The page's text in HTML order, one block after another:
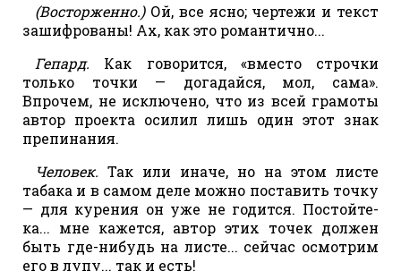
(Восторженно.)Ой, все ясно; чертежи и текст
зашифрованы! Ах, как это романтично...
Гепард. Как говорится, «вместо строчки
только точки — догадайся, мол, сама».
Впрочем, не исключено, что из всей грамоты
автор проекта осилил лишь один этот знак
препинания.
Человек. Так или иначе, но на этом листе
табака и в самом деле можно поставить точку
— для курения он уже не годится. Постойте-
ка... мне кажется, автор этих точек должен
быть где-нибудь на листе... сейчас осмотрим
его в лупу... так и есть!